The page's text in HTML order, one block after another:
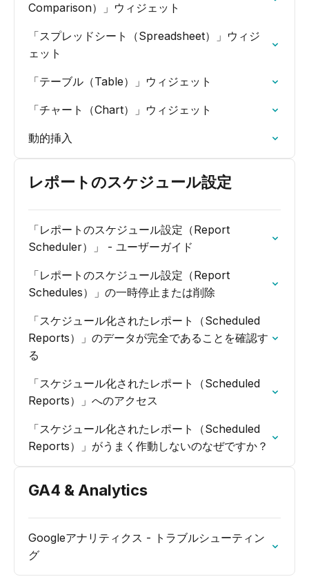
Comparison）」ウィジェット
「スプレッドシート（Spreadsheet）」ウィジ
ェット
「テーブル（Table）」ウィジェット
「チャート（Chart）」ウィジェット
動的挿入
レポートのスケジュール設定
「レポートのスケジュール設定（Report
Scheduler）」 - ユーザーガイド
「レポートのスケジュール設定（Report
Schedules）」の一時停止または削除
「スケジュール化されたレポート（Scheduled
Reports）」のデータが完全であることを確認す
る
「スケジュール化されたレポート（Scheduled
Reports）」へのアクセス
「スケジュール化されたレポート（Scheduled
Reports）」がうまく作動しないのなぜですか？
GA4 & Analytics
Googleアナリティクス - トラブルシューティン
グ